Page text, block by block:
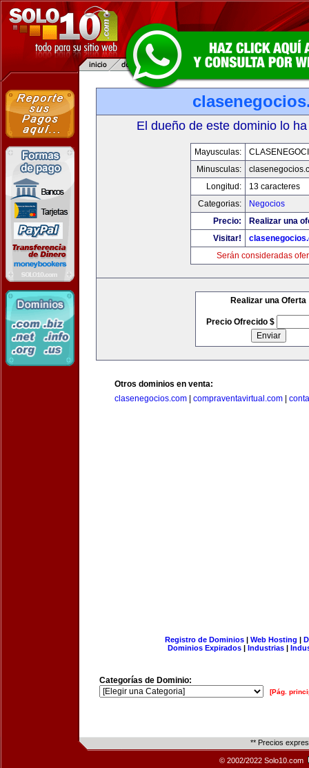
El dueño de este dominio lo
Mayusculas:
Minusculas:
Longitud:
13 caracteres
Categorias:
Negocios
Precio:
Realizar una
Visitar!
Serán consideradas
Realizar una Oferta
Precio Ofrecido $
Otros dominios en venta:
clasenegocios.com
compraventavirtual.com
Registro de Dominios| Web Hosting |
Dominios Expirados | Industrias |
Categorías de Dominio:
[Pág.
** Precios
© 2002/2022 Solo10.com